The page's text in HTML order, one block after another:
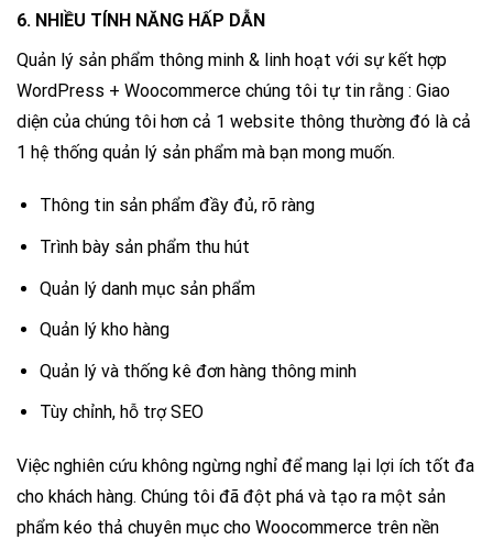
6. NHIỀU TÍNH NĂNG HẤP DẪN
Quản lý sản phẩm thông minh & linh hoạt với sự kết hợp
WordPress + Woocommerce chúng tôi tự tin rằng : Giao
diện của chúng tôi hơn cả 1 website thông thường đó là cả
1 hệ thống quản lý sản phẩm mà bạn mong muốn.
Thông tin sản phẩm đầy đủ, rõ ràng
Trình bày sản phẩm thu hút
Quản lý danh mục sản phẩm
Quản lý kho hàng
Quản lý và thống kê đơn hàng thông minh
Tùy chỉnh, hỗ trợ SEO
Việc nghiên cứu không ngừng nghỉ để mang lại lợi ích tốt đa
cho khách hàng. Chúng tôi đã đột phá và tạo ra một sản
phẩm kéo thả chuyên mục cho Woocommerce trên nền